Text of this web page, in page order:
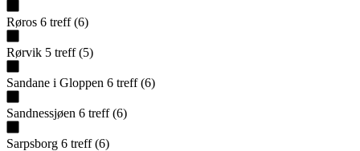
Røros 6 treff (6)
Rørvik 5 treff (5)
Sandane i Gloppen 6 treff (6)
Sandnessjøen 6 treff (6)
Sarpsborg 6 treff (6)